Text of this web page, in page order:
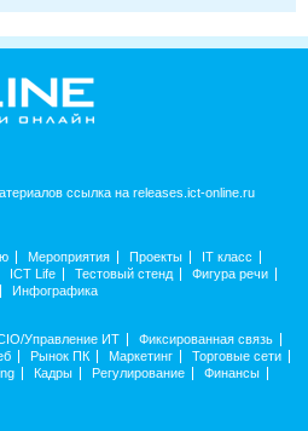
ссылка на releases.ict-online.ru
Мероприятия Проекты
IT класс
ICT Life Тестовый стенд
Фигура речи
Инфографика
Управление ИТ
Фиксированная связь
Рынок ПК Маркетинг
Торговые сети
Кадры Регулирование
Финансы